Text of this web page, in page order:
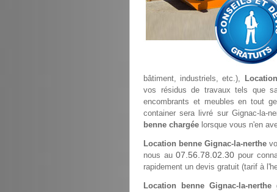
bâtiment, industriels, etc.),
vos résidus de travaux tels que
encombrants et meubles en tout
container sera livré sur Gignac-la-
benne chargée lorsque vous n'en
Location benne Gignac-la-nerthe
nous au07.56.78.02.30 pour
rapidement un devis gratuit (tarif à
Location benne Gignac-la-nerthe